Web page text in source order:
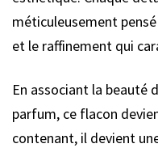
méticuleusement
et le raffinement qui
En associant la beauté
parfum, ce flacon
contenant, il devient